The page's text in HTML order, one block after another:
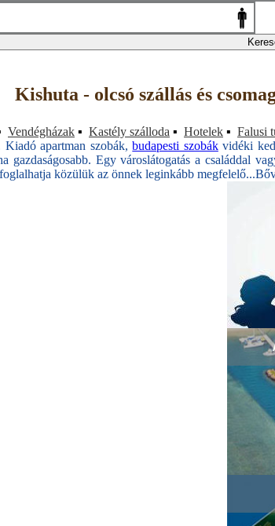
Kishuta - olcsó szállás és
Vendégházak ▪ Kastély szálloda ▪ Hotelek ▪ Falusi
Kiadó apartman szobák,budapesti szobákvidéki
gazdaságosabb. Egy városlátogatás a családdal
közülük az önnek leginkább megfelelő...